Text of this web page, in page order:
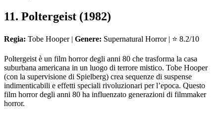
11. Poltergeist (1982)
Regia: Tobe Hooper | Genere: Supernatural Horror | ⭐ 8.2/10
Poltergeist è un film horror degli anni 80 che trasforma la casa
suburbana americana in un luogo di terrore mistico. Tobe Hooper
(con la supervisione di Spielberg) crea sequenze di suspense
indimenticabili e effetti speciali rivoluzionari per l’epoca. Questo
film horror degli anni 80 ha influenzato generazioni di filmmaker
horror.